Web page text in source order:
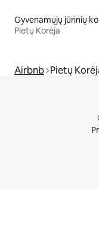
Pietų Korėja
Airbnb Pietų